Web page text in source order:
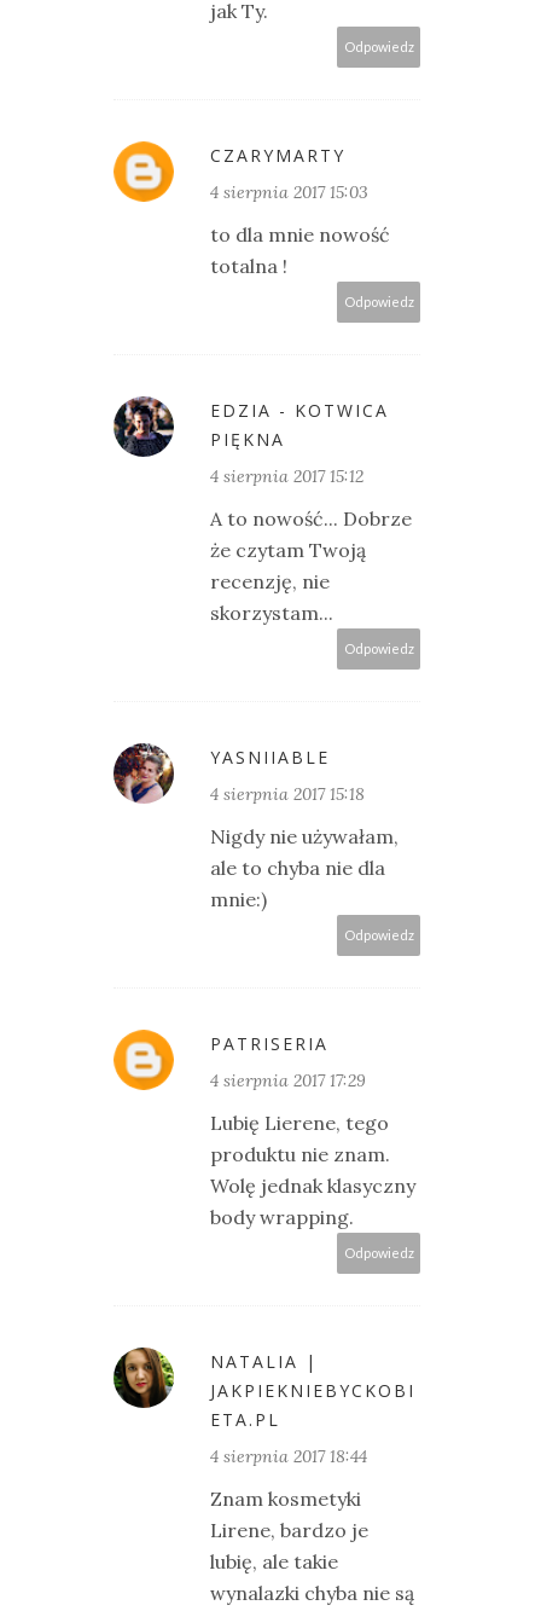
jak Ty.
Odpowiedz
CZARYMARTY
4 sierpnia 2017 15:03
to dla mnie nowość
totalna !
Odpowiedz
EDZIA - KOTWICA
PIĘKNA
4 sierpnia 2017 15:12
A to nowość... Dobrze
że czytam Twoją
recenzję, nie
skorzystam...
Odpowiedz
YASNIIABLE
4 sierpnia 2017 15:18
Nigdy nie używałam,
ale to chyba nie dla
mnie:)
Odpowiedz
PATRISERIA
4 sierpnia 2017 17:29
Lubię Lierene, tego
produktu nie znam.
Wolę jednak klasyczny
body wrapping.
Odpowiedz
NATALIA |
JAKPIEKNIEBYCKOBI
ETA.PL
4 sierpnia 2017 18:44
Znam kosmetyki
Lirene, bardzo je
lubię, ale takie
wynalazki chyba nie są